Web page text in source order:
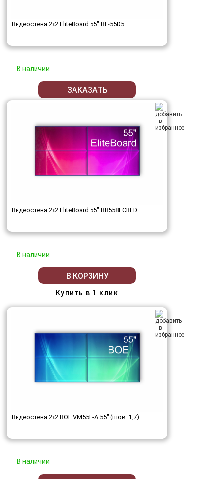
Видеостена 2x2 EliteBoard 55" BE-55D5
В наличии
ЗАКАЗАТЬ
Видеостена 2x2 EliteBoard 55" BB558FCBED
В наличии
В КОРЗИНУ
Купить в 1 клик
Видеостена 2x2 BOE VM55L-A 55" (шов: 1,7)
В наличии